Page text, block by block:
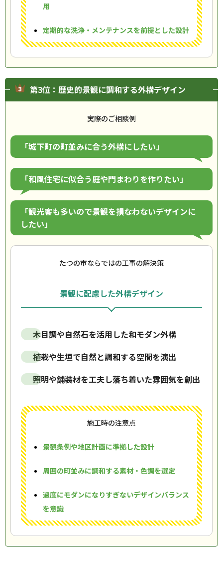
用
定期的な洗浄・メンテナンスを前提とした設計
第3位：歴史的景観に調和する外構デザイン
実際のご相談例
「城下町の町並みに合う外構にしたい」
「和風住宅に似合う庭や門まわりを作りたい」
「観光客も多いので景観を損なわないデザインに
したい」
たつの市ならではの工事の解決策
景観に配慮した外構デザイン
木目調や自然石を活用した和モダン外構
植栽や生垣で自然と調和する空間を演出
照明や舗装材を工夫し落ち着いた雰囲気を創出
施工時の注意点
景観条例や地区計画に準拠した設計
周囲の町並みに調和する素材・色調を選定
過度にモダンになりすぎないデザインバランス
を意識